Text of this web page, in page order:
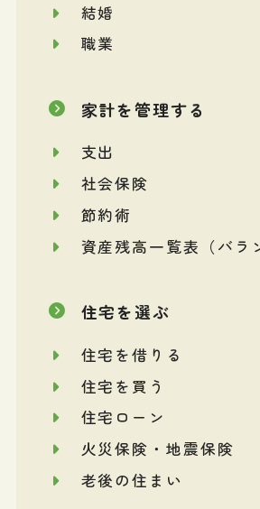
結婚
職業
家計を管理する
支出
社会保険
節約術
資産残高一覧表（バラ
住宅を選ぶ
住宅を借りる
住宅を買う
住宅ローン
火災保険・地震保険
老後の住まい